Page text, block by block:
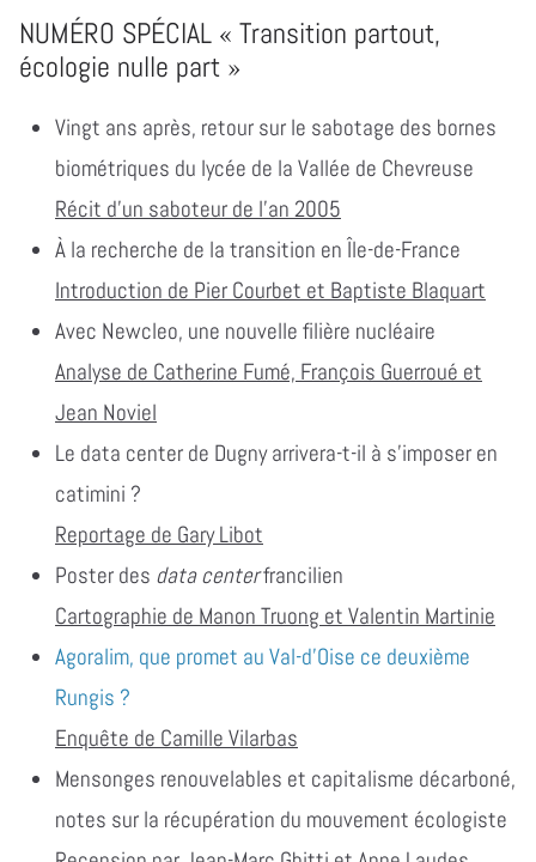
NUMÉRO SPÉCIAL « Transition partout,
écologie nulle part »
Vingt ans après, retour sur le sabotage des bornes
biométriques du lycée de la Vallée de Chevreuse
Récit d'un saboteur de l’an 2005
À la recherche de la transition en Île-de-France
Introduction de Pier Courbet et Baptiste Blaquart
Avec Newcleo, une nouvelle filière nucléaire
Analyse de Catherine Fumé, François Guerroué et
Jean Noviel
Le data center de Dugny arrivera-t-il à s’imposer en
catimini ?
Reportage de Gary Libot
Poster des data centerfrancilien
Cartographie de Manon Truong et Valentin Martinie
Agoralim, que promet au Val-d’Oise ce deuxième
Rungis ?
Enquête de Camille Vilarbas
Mensonges renouvelables et capitalisme décarboné,
notes sur la récupération du mouvement écologiste